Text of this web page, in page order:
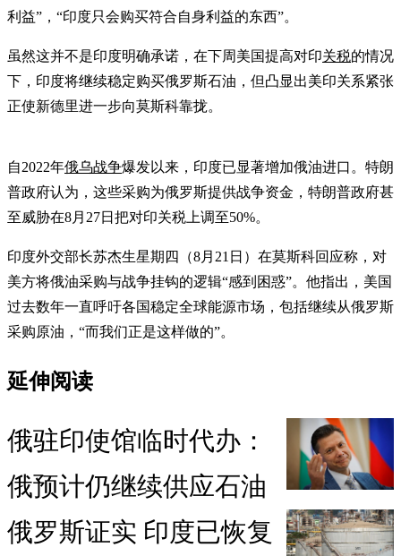
利益”，“印度只会购买符合自身利益的东西”。
虽然这并不是印度明确承诺，在下周美国提高对印关税的情况
下，印度将继续稳定购买俄罗斯石油，但凸显出美印关系紧张
正使新德里进一步向莫斯科靠拢。
自2022年俄乌战争爆发以来，印度已显著增加俄油进口。特朗
普政府认为，这些采购为俄罗斯提供战争资金，特朗普政府甚
至威胁在8月27日把对印关税上调至50%。
印度外交部长苏杰生星期四（8月21日）在莫斯科回应称，对
美方将俄油采购与战争挂钩的逻辑“感到困惑”。他指出，美国
过去数年一直呼吁各国稳定全球能源市场，包括继续从俄罗斯
采购原油，“而我们正是这样做的”。
延伸阅读
俄驻印使馆临时代办：
俄预计仍继续供应石油
俄罗斯证实 印度已恢复